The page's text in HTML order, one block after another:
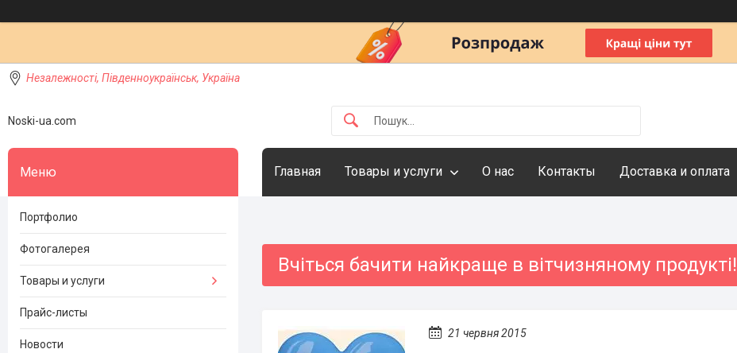
Незалежності, Південноукраїнськ, Україна
Noski-ua.com
Главная Товары и услуги О нас Контакты Доставка и оплата
Вчіться бачити найкраще в вітчизняному продукті!
21 червня 2015
Портфолио
Фотогалерея
Товары и услуги
Прайс-листы
Новости